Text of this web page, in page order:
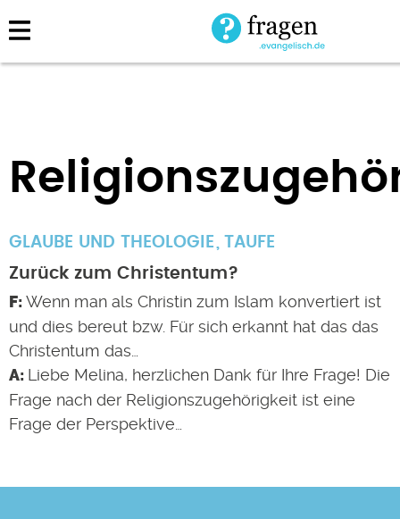
Direkt
zum
GLAUBE UND THEOLOGIE
TAUFE
Zurück zum Christentum?
Wenn man als Christin zum Islam konvertiert ist
und dies bereut bzw. Für sich erkannt hat das das
Christentum das…
Liebe Melina, herzlichen Dank für Ihre Frage! Die
Frage nach der Religionszugehörigkeit ist eine
Frage der Perspektive…